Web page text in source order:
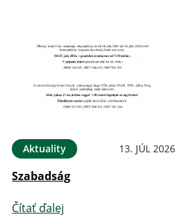
Aktuality 13. JÚL 2026
Szabadság
Čítať ďalej